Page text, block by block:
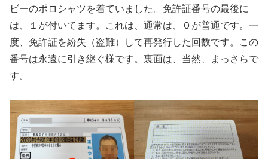
ビーのポロシャツを着ていました。免許証番号の最後に
は、１が付いてます。これは、通常は、０が普通です。一
度、免許証を紛失（盗難）して再発行した回数です。この
番号は永遠に引き継ぐ様です。裏面は、当然、まっさらで
す。